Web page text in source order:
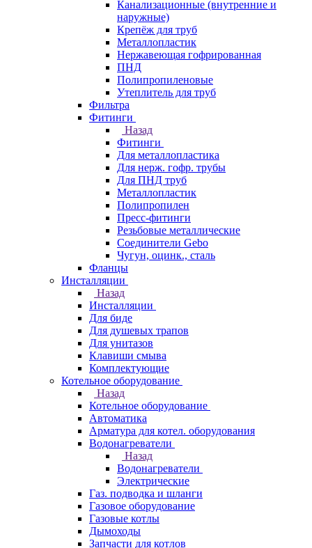
Канализационные (внутренние и
наружные)
Крепёж для труб
Металлопластик
Нержавеющая гофрированная
ПНД
Полипропиленовые
Утеплитель для труб
Фильтра
Фитинги
Назад
Фитинги
Для металлопластика
Для нерж. гофр. трубы
Для ПНД труб
Металлопластик
Полипропилен
Пресс-фитинги
Резьбовые металлические
Соединители Gebo
Чугун, оцинк., сталь
Фланцы
Инсталляции
Назад
Инсталляции
Для биде
Для душевых трапов
Для унитазов
Клавиши смыва
Комплектующие
Котельное оборудование
Назад
Котельное оборудование
Автоматика
Арматура для котел. оборудования
Водонагреватели
Назад
Водонагреватели
Электрические
Газ. подводка и шланги
Газовое оборудование
Газовые котлы
Дымоходы
Запчасти для котлов